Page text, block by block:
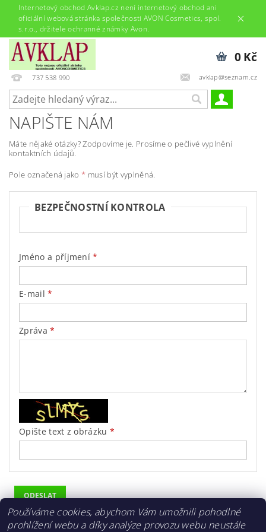
Internetový obchod Avklap.cz není internetový obchod ani
oficiální webová stránka společnosti AVON Cosmetics, spol.
s.r.o., držitele ochranné známky Avon.
737 538 990 avklap@seznam.cz
0 Kč
NAPIŠTE NÁM
Máte nějaké otázky? Zodpovíme je. Prosíme o pečlivé vyplnění
kontaktních údajů.
Pole označená jako * musí být vyplněná.
BEZPEČNOSTNÍ KONTROLA
Jméno a příjmení
E-mail
Zpráva
Opište text z obrázku
Používáme cookies, abychom Vám umožnili pohodlné
prohlížení webu a díky analýze provozu webu neustále